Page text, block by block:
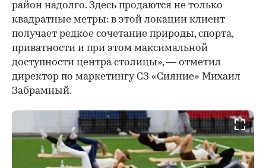
район надолго. Здесь продаются не только
квадратные метры: в этой локации клиент
получает редкое сочетание природы, спорта,
приватности и при этом максимальной
доступности центра столицы», — отметил
директор по маркетингу СЗ «Сияние» Михаил
Забрамный.